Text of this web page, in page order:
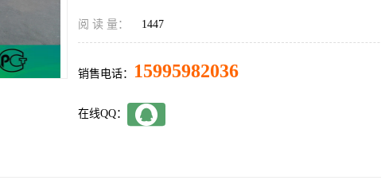
阅 读 量： 1447
销售电话： 15995982036
在线QQ：